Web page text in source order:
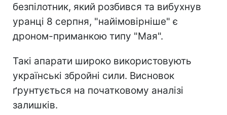
безпілотник, який розбився та вибухнув
уранці 8 серпня, "найімовірніше" є
дроном-приманкою типу "Мая".
Такі апарати широко використовують
українські збройні сили. Висновок
ґрунтується на початковому аналізі
залишків.